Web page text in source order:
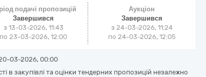
подачі пропозицій
Завершився
з 13-03-2026, 11:43
по 23-03-2026, 12:00
Аукціон
Завершився
з 24-03-2026, 11:24
по 24-03-2026, 12:05
03-2026, 00:00
в закупівлі та оцінки тендерних пропозицій незалежно